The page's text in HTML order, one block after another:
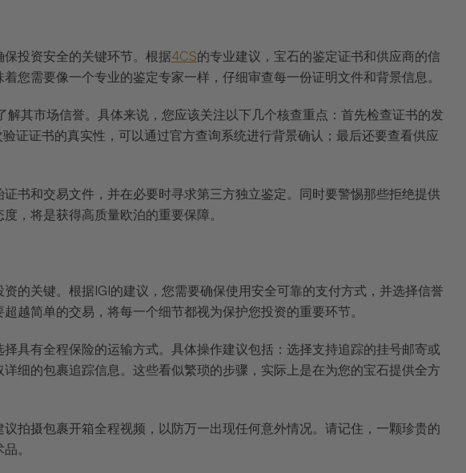
投资安全的关键环节。根据4CS的专业建议，宝石的鉴定证书和供应商的信
您需要像一个专业的鉴定专家一样，仔细审查每一份证明文件和背景信息。
其市场信誉。具体来说，您应该关注以下几个核查重点：首先检查证书的发
证证书的真实性，可以通过官方查询系统进行背景确认；最后还要查看供应
书和交易文件，并在必要时寻求第三方独立鉴定。同时要警惕那些拒绝提供
，将是获得高质量欧泊的重要保障。
的关键。根据IGI的建议，您需要确保使用安全可靠的支付方式，并选择信誉
越简单的交易，将每一个细节都视为保护您投资的重要环节。
具有全程保险的运输方式。具体操作建议包括：选择支持追踪的挂号邮寄或
细的包裹追踪信息。这些看似繁琐的步骤，实际上是在为您的宝石提供全方
拍摄包裹开箱全程视频，以防万一出现任何意外情况。请记住，一颗珍贵的
。